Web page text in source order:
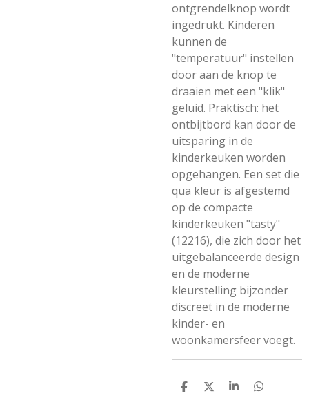
ontgrendelknop wordt
ingedrukt. Kinderen
kunnen de
"temperatuur" instellen
door aan de knop te
draaien met een "klik"
geluid. Praktisch: het
ontbijtbord kan door de
uitsparing in de
kinderkeuken worden
opgehangen. Een set die
qua kleur is afgestemd
op de compacte
kinderkeuken "tasty"
(12216), die zich door het
uitgebalanceerde design
en de moderne
kleurstelling bijzonder
discreet in de moderne
kinder- en
woonkamersfeer voegt.
D
D
S
D